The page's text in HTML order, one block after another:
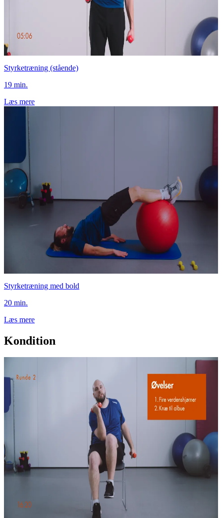
Styrketræning (stående)
19 min.
Læs mere
Styrketræning med bold
20 min.
Læs mere
Kondition